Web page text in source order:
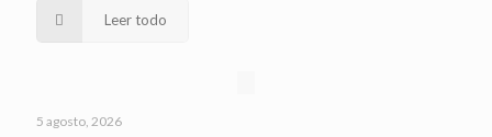
Leer todo
5 agosto, 2026